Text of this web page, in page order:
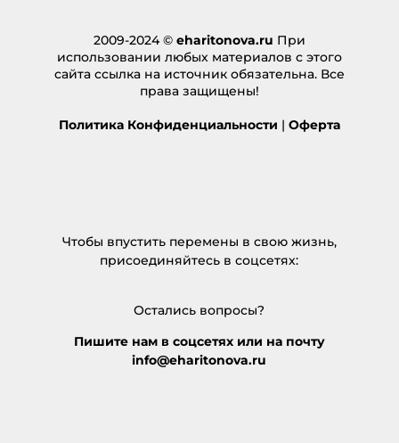
2009-2024 © eharitonova.ru При
использовании любых материалов с этого
сайта ссылка на источник обязательна. Все
права защищены!
Политика Конфиденциальности | Оферта
Чтобы впустить перемены в свою жизнь,
присоединяйтесь в соцсетях:
Остались вопросы?
Пишите нам в соцсетях или на почту
info@eharitonova.ru